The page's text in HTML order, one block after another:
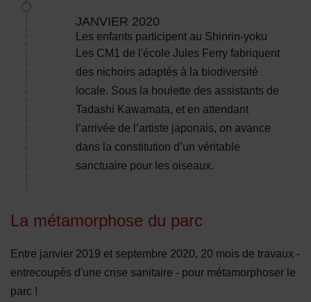
JANVIER 2020
Les enfants participent au Shinrin-yoku
Les CM1 de l'école Jules Ferry fabriquent
des nichoirs adaptés à la biodiversité
locale. Sous la houlette des assistants de
Tadashi Kawamata, et en attendant
l’arrivée de l’artiste japonais, on avance
dans la constitution d’un véritable
sanctuaire pour les oiseaux.
La métamorphose du parc
Entre janvier 2019 et septembre 2020, 20 mois de travaux -
entrecoupés d'une crise sanitaire - pour métamorphoser le
parc !